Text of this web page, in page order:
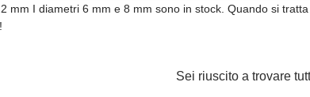
mm I diametri 6 mm e 8 mm sono in stock. Quando si
Sei riuscito a trovare